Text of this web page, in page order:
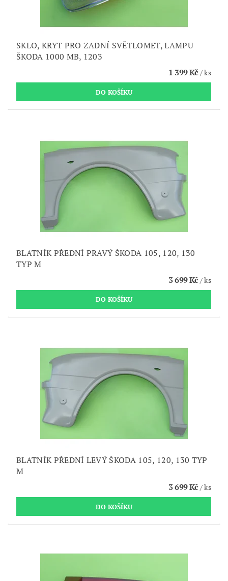
SKLO, KRYT PRO ZADNÍ SVĚTLOMET, LAMPU
ŠKODA 1000 MB, 1203
1 399 Kč/ ks
BLATNÍK PŘEDNÍ PRAVÝ ŠKODA 105, 120, 130
TYP M
3 699 Kč/ ks
BLATNÍK PŘEDNÍ LEVÝ ŠKODA 105, 120, 130 TYP
M
3 699 Kč/ ks